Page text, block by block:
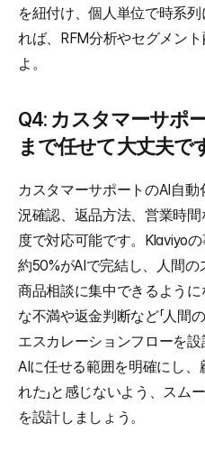
を紐付け、個人単位で時系
れば、RFM分析やセグメン
よ。
Q4: カスタマーサポ
まで任せて大丈夫で
カスタマーサポートのAI自
況確認、返品方法、営業時
度で対応可能です。Klaviyo
約50%がAIで完結し、人間
商品相談に集中できるよう
な不満や返金判断など「人間
エスカレーションフローを設
AIに任せる範囲を明確にし、
れた」と感じないよう、スム
を設計しましょう。